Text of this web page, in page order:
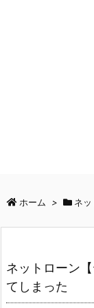
ホーム > ネ
ネットローン
てしまった